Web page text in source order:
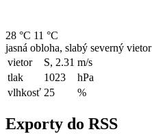
28 °C 11 °C
jasná obloha, slabý severný vietor
vietor
S, 2.31 m/s
tlak
1023
hPa
vlhkosť 25 %
Exporty do RSS